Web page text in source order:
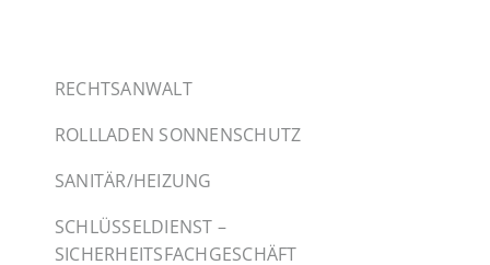
RECHTSANWALT
ROLLLADEN SONNENSCHUTZ
SANITÄR/HEIZUNG
SCHLÜSSELDIENST –
SICHERHEITSFACHGESCHÄFT